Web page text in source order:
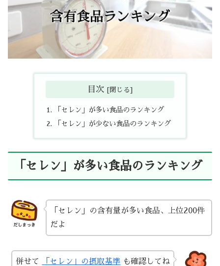
目次
「セレン」が多い食品のランキング
「セレン」が少ない食品のランキング
「セレン」が多い食品のランキング
だしまっき
「セレン」の含有量が多い食品、上位200件
だよ
併せて 「セレン」の摂取基準 も確認してね